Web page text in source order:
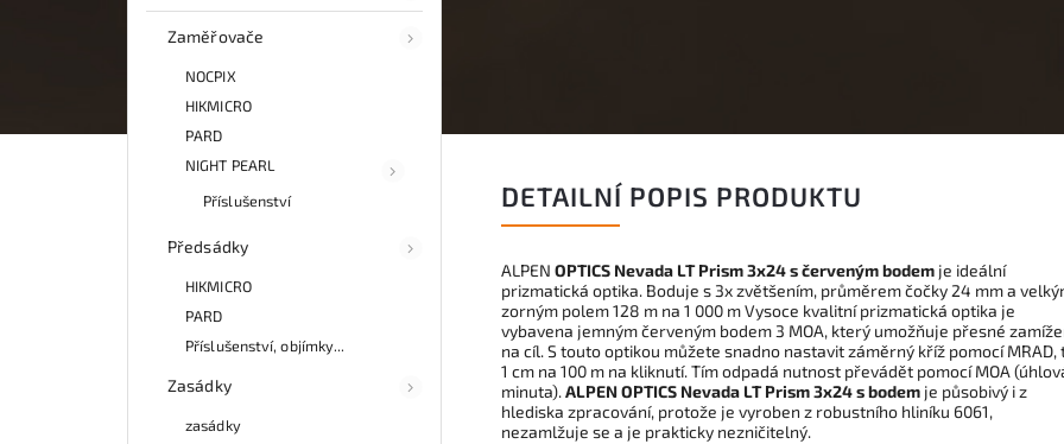
Zaměřovače
NOCPIX
HIKMICRO
PARD
NIGHT PEARL
Příslušenství
Předsádky
HIKMICRO
PARD
Příslušenství, objímky...
Zasádky
zasádky
DETAILNÍ POPIS PRODUKTU
ALPEN OPTICS Nevada LT Prism 3x24 s červeným bodem je ideální
prizmatická optika. Boduje s 3x zvětšením, průměrem čočky 24 mm a
zorným polem 128 m na 1 000 m Vysoce kvalitní prizmatická optika je
vybavena jemným červeným bodem 3 MOA, který umožňuje přesné
na cíl. S touto optikou můžete snadno nastavit záměrný kříž pomocí MRAD,
1 cm na 100 m na kliknutí. Tím odpadá nutnost převádět pomocí MOA
minuta).ALPEN OPTICS Nevada LT Prism 3x24 s bodem je působivý i z
hlediska zpracování, protože je vyroben z robustního hliníku 6061,
nezamlžuje se a je prakticky nezničitelný.